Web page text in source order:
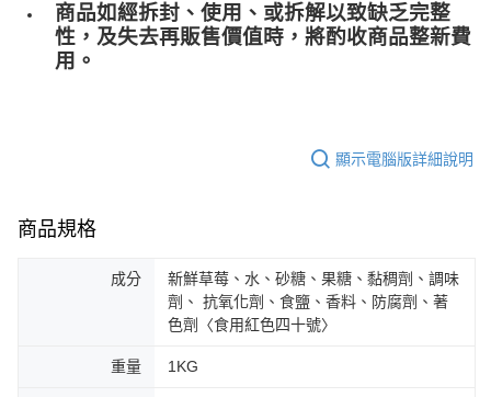
商品如經拆封、使用、或拆解以致缺乏完整
性，及失去再販售價值時，將酌收商品整﻿新費
用。
顯示電腦版詳細說明
商品規格
成分
新鮮草莓、水、砂糖、果糖、黏稠劑、調味
劑、 抗氧化劑、食鹽、香料、防腐劑、著
色劑〈食用紅色四十號〉
重量 1KG